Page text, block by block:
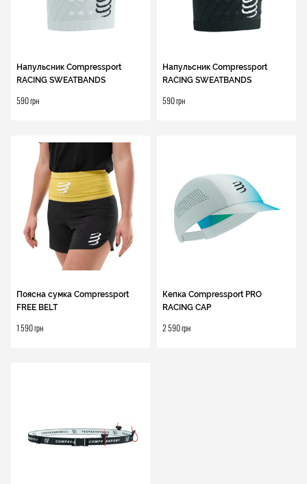
Напульсник Compressport
RACING SWEATBANDS
590 грн
Напульсник Compressport
RACING SWEATBANDS
590 грн
Поясна сумка Compressport
FREE BELT
1 590 грн
Кепка Compressport PRO
RACING CAP
2 590 грн